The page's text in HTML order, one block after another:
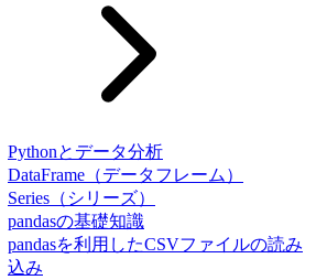
Pythonとデータ分析
DataFrame（データフレーム）
Series（シリーズ）
pandasの基礎知識
pandasを利用したCSVファイルの読み
込み